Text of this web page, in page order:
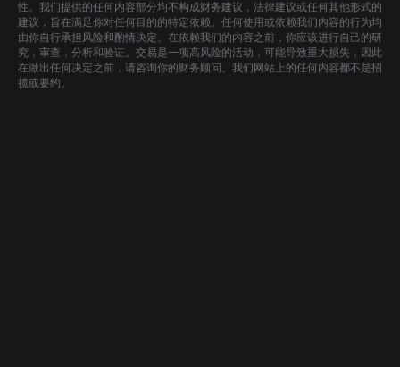
性。我们提供的任何内容部分均不构成财务建议，法律建议或任何其他形式的
建议，旨在满足你对任何目的的特定依赖。任何使用或依赖我们内容的行为均
由你自行承担风险和酌情决定。在依赖我们的内容之前，你应该进行自己的研
究，审查，分析和验证。交易是一项高风险的活动，可能导致重大损失，因此
在做出任何决定之前，请咨询你的财务顾问。我们网站上的任何内容都不是招
揽或要约。